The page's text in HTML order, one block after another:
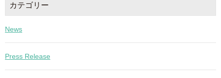
カテゴリー
News
Press Release